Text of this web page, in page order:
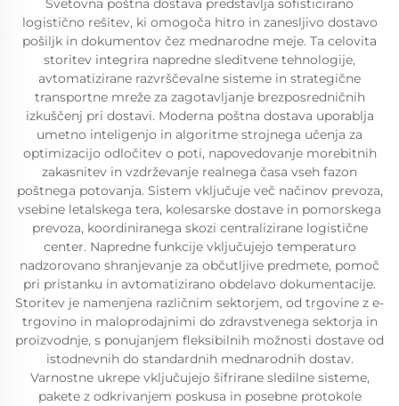
Svetovna poštna dostava predstavlja sofisticirano
logistično rešitev, ki omogoča hitro in zanesljivo dostavo
pošiljk in dokumentov čez mednarodne meje. Ta celovita
storitev integrira napredne sleditvene tehnologije,
avtomatizirane razvrščevalne sisteme in strategične
transportne mreže za zagotavljanje brezposredničnih
izkuščenj pri dostavi. Moderna poštna dostava uporablja
umetno inteligenjo in algoritme strojnega učenja za
optimizacijo odločitev o poti, napovedovanje morebitnih
zakasnitev in vzdrževanje realnega časa vseh fazon
poštnega potovanja. Sistem vključuje več načinov prevoza,
vsebine letalskega tera, kolesarske dostave in pomorskega
prevoza, koordiniranega skozi centralizirane logistične
center. Napredne funkcije vključujejo temperaturo
nadzorovano shranjevanje za občutljive predmete, pomoč
pri pristanku in avtomatizirano obdelavo dokumentacije.
Storitev je namenjena različnim sektorjem, od trgovine z e-
trgovino in maloprodajnimi do zdravstvenega sektorja in
proizvodnje, s ponujanjem fleksibilnih možnosti dostave od
istodnevnih do standardnih mednarodnih dostav.
Varnostne ukrepe vključujejo šifrirane sledilne sisteme,
pakete z odkrivanjem poskusa in posebne protokole